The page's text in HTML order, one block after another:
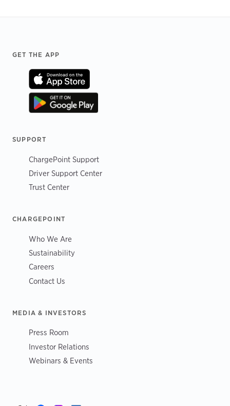
Footer
GET THE APP
SUPPORT
ChargePoint Support
Driver Support Center
Trust Center
CHARGEPOINT
Who We Are
Sustainability
Careers
Contact Us
MEDIA & INVESTORS
Press Room
Investor Relations
Webinars & Events